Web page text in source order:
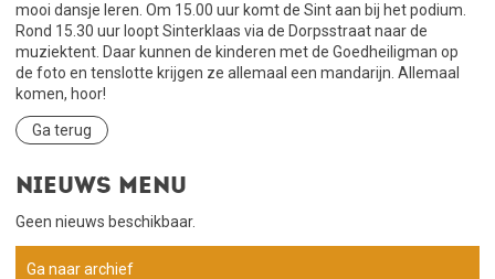
mooi dansje leren. Om 15.00 uur komt de Sint aan bij het podium.
Rond 15.30 uur loopt Sinterklaas via de Dorpsstraat naar de
muziektent. Daar kunnen de kinderen met de Goedheiligman op
de foto en tenslotte krijgen ze allemaal een mandarijn. Allemaal
komen, hoor!
Ga terug
Nieuws menu
Geen nieuws beschikbaar.
Ga naar archief